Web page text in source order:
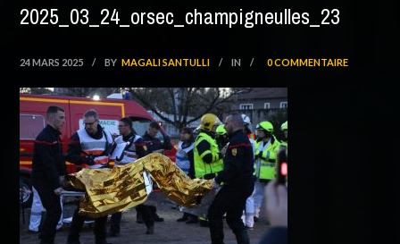
2025_03_24_orsec_champigneulles_23
24 MARS 2025 / BY MAGALI SANTULLI / IN / 0 COMMENTAIRE